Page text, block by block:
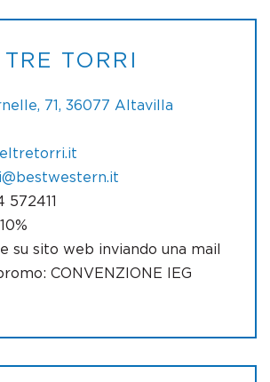
TORRI
71, 36077 Altavilla
572411
su sito web inviando una mail
CONVENZIONE IEG